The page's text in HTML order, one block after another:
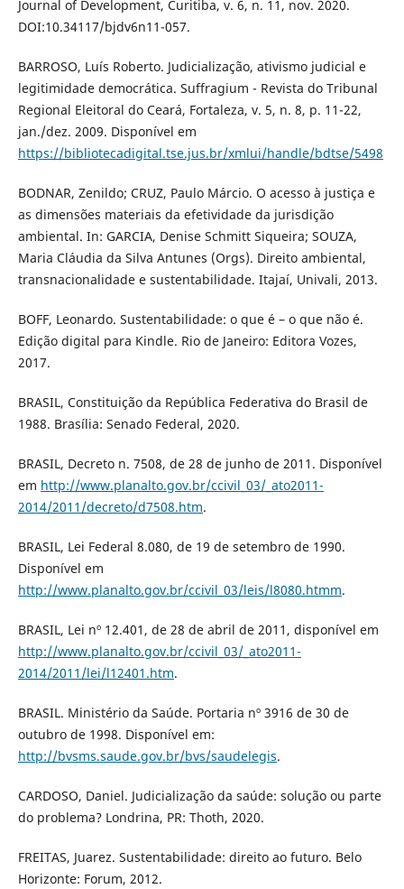
Journal of Development, Curitiba, v. 6, n. 11, nov. 2020.
DOI:10.34117/bjdv6n11-057.
BARROSO, Luís Roberto. Judicialização, ativismo judicial e
legitimidade democrática. Suffragium - Revista do Tribunal
Regional Eleitoral do Ceará, Fortaleza, v. 5, n. 8, p. 11-22,
jan./dez. 2009. Disponível em
https://bibliotecadigital.tse.jus.br/xmlui/handle/bdtse/5498
BODNAR, Zenildo; CRUZ, Paulo Márcio. O acesso à justiça e
as dimensões materiais da efetividade da jurisdição
ambiental. In: GARCIA, Denise Schmitt Siqueira; SOUZA,
Maria Cláudia da Silva Antunes (Orgs). Direito ambiental,
transnacionalidade e sustentabilidade. Itajaí, Univali, 2013.
BOFF, Leonardo. Sustentabilidade: o que é – o que não é.
Edição digital para Kindle. Rio de Janeiro: Editora Vozes,
2017.
BRASIL, Constituição da República Federativa do Brasil de
1988. Brasília: Senado Federal, 2020.
BRASIL, Decreto n. 7508, de 28 de junho de 2011. Disponível
em http://www.planalto.gov.br/ccivil_03/_ato2011-
2014/2011/decreto/d7508.htm.
BRASIL, Lei Federal 8.080, de 19 de setembro de 1990.
Disponível em
http://www.planalto.gov.br/ccivil_03/leis/l8080.htmm.
BRASIL, Lei nº 12.401, de 28 de abril de 2011, disponível em
http://www.planalto.gov.br/ccivil_03/_ato2011-
2014/2011/lei/l12401.htm.
BRASIL. Ministério da Saúde. Portaria nº 3916 de 30 de
outubro de 1998. Disponível em:
http://bvsms.saude.gov.br/bvs/saudelegis.
CARDOSO, Daniel. Judicialização da saúde: solução ou parte
do problema? Londrina, PR: Thoth, 2020.
FREITAS, Juarez. Sustentabilidade: direito ao futuro. Belo
Horizonte: Forum, 2012.